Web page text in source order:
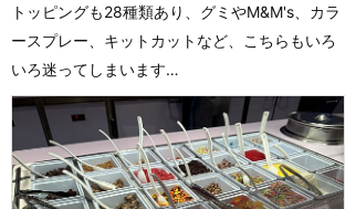
トッピングも28種類あり、グミやM&M's、カラ
ースプレー、キットカットなど、こちらもいろ
いろ迷ってしまいます…